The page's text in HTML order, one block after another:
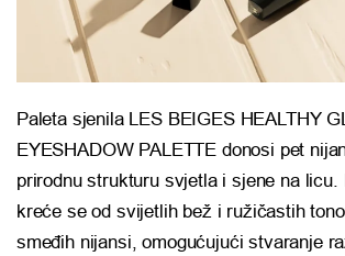
Paleta sjenila LES BEIGES HEALTHY
EYESHADOW PALETTE donosi pet
prirodnu strukturu svjetla i sjene na licu.
kreće se od svijetlih bež i ružičastih
smeđih nijansi, omogućujući stvaranje